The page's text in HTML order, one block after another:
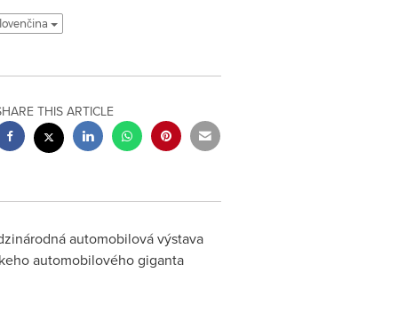
THIS ARTICLE
automobilová výstava
automobilového giganta